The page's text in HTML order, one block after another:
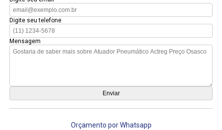
Digite seu telefone
Mensagem
Orçamento por Whatsapp